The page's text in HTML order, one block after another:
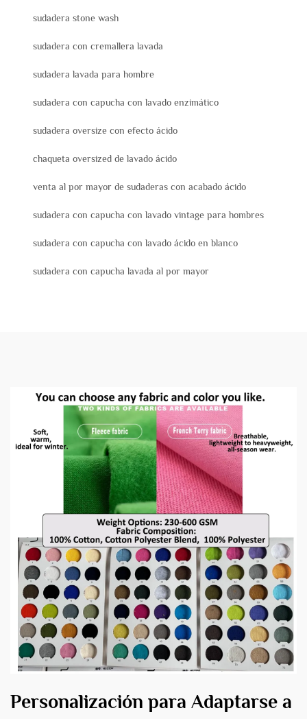
sudadera stone wash
sudadera con cremallera lavada
sudadera lavada para hombre
sudadera con capucha con lavado enzimático
sudadera oversize con efecto ácido
chaqueta oversized de lavado ácido
venta al por mayor de sudaderas con acabado ácido
sudadera con capucha con lavado vintage para hombres
sudadera con capucha con lavado ácido en blanco
sudadera con capucha lavada al por mayor
Personalización para Adaptarse a